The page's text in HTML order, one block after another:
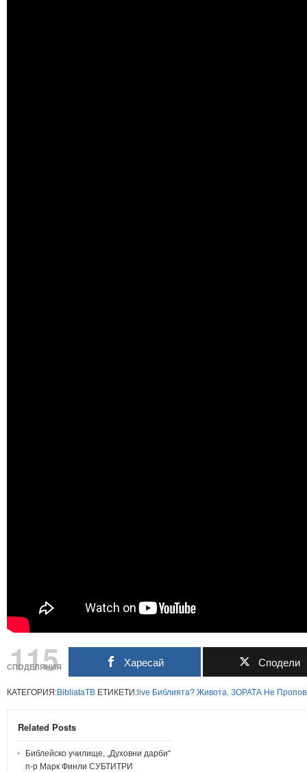
115
СПОДЕЛЯНИЯ Харесай Сподели
КАТЕГОРИЯ:BibliataTB ЕТИКЕТИ:live Библията? Живота. ЗОРАТА Не
Related Posts
Библейско училище, „Духовни дарби“
п-р Марк Финли СУБТИТРИ